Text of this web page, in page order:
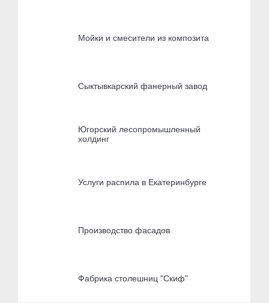
Мойки и смесители из композита
Сыктывкарский фанерный завод
Югорский лесопромышленный
холдинг
Услуги распила в Екатеринбурге
Производство фасадов
Фабрика столешниц "Скиф"